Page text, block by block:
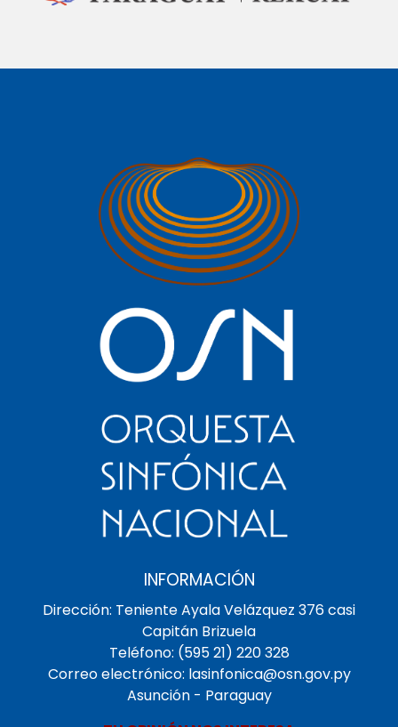
INFORMACIÓN
Dirección: Teniente Ayala Velázquez 376 casi
Capitán Brizuela
Teléfono: (595 21) 220 328
Correo electrónico: lasinfonica@osn.gov.py
Asunción - Paraguay